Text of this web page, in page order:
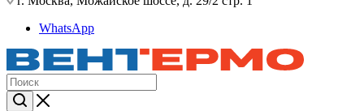
WhatsApp